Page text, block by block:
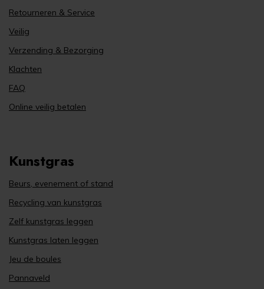
Retourneren & Service
Veilig
Verzending & Bezorging
Klachten
FAQ
Online veilig betalen
Kunstgras
Beurs, evenement of stand
Recycling van kunstgras
Zelf kunstgras leggen
Kunstgras laten leggen
Jeu de boules
Pannaveld